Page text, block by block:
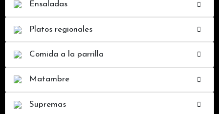
Ensaladas
Platos regionales
Comida a la parrilla
Matambre
Supremas